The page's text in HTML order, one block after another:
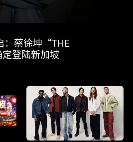
：蔡徐坤“THE
登陆新加坡